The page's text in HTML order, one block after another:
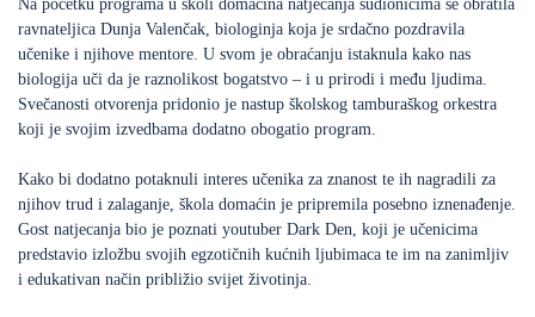
Na početku programa u školi domaćina natjecanja sudionicima se obratila
ravnateljica Dunja Valenčak, biologinja koja je srdačno pozdravila
učenike i njihove mentore. U svom je obraćanju istaknula kako nas
biologija uči da je raznolikost bogatstvo – i u prirodi i među ljudima.
Svečanosti otvorenja pridonio je nastup školskog tamburaškog orkestra
koji je svojim izvedbama dodatno obogatio program.
Kako bi dodatno potaknuli interes učenika za znanost te ih nagradili za
njihov trud i zalaganje, škola domaćin je pripremila posebno iznenađenje.
Gost natjecanja bio je poznati youtuber Dark Den, koji je učenicima
predstavio izložbu svojih egzotičnih kućnih ljubimaca te im na zanimljiv
i edukativan način približio svijet životinja.